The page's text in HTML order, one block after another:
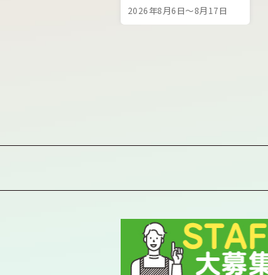
2026年8月6日～8月17日